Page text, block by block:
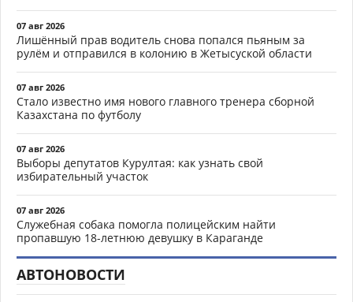
07 авг 2026
Лишённый прав водитель снова попался пьяным за
рулём и отправился в колонию в Жетысуской области
07 авг 2026
Стало известно имя нового главного тренера сборной
Казахстана по футболу
07 авг 2026
Выборы депутатов Курултая: как узнать свой
избирательный участок
07 авг 2026
Служебная собака помогла полицейским найти
пропавшую 18-летнюю девушку в Караганде
АВТОНОВОСТИ